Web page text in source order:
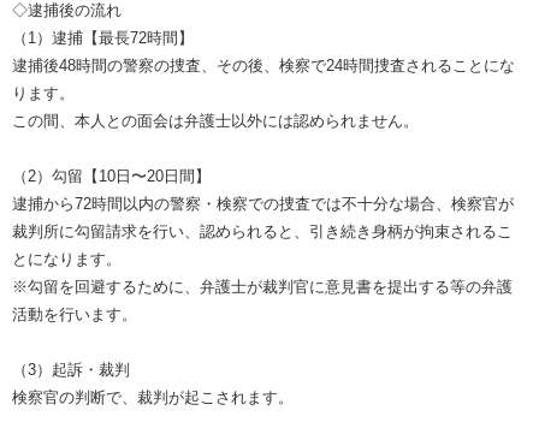
◇逮捕後の流れ
（1）逮捕【最長72時間】
逮捕後48時間の警察の捜査、その後、検察で24時間捜査されることにな
ります。
この間、本人との面会は弁護士以外には認められません。
（2）勾留【10日〜20日間】
逮捕から72時間以内の警察・検察での捜査では不十分な場合、検察官が
裁判所に勾留請求を行い、認められると、引き続き身柄が拘束されるこ
とになります。
※勾留を回避するために、弁護士が裁判官に意見書を提出する等の弁護
活動を行います。
（3）起訴・裁判
検察官の判断で、裁判が起こされます。